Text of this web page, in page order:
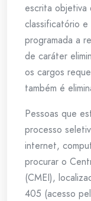
escrita objetiva
classificatório e
programada a
de caráter
os cargos
também é
Pessoas que
processo
internet,
procurar o
(CMEI),
405 (acesso